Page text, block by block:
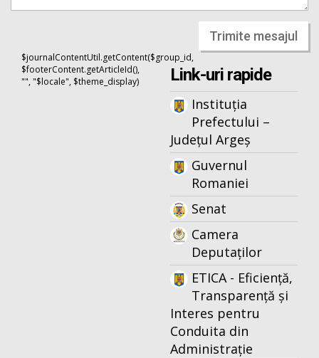
Trimite mesajul
$journalContentUtil.getContent($group_id,
$footerContent.getArticleId(),
"", "$locale", $theme_display)
Link-uri rapide
Instituția
Prefectului –
Județul Argeș
Guvernul
Romaniei
Senat
Camera
Deputaților
ETICA - Eficiență,
Transparență și
Interes pentru
Conduita din
Administrație